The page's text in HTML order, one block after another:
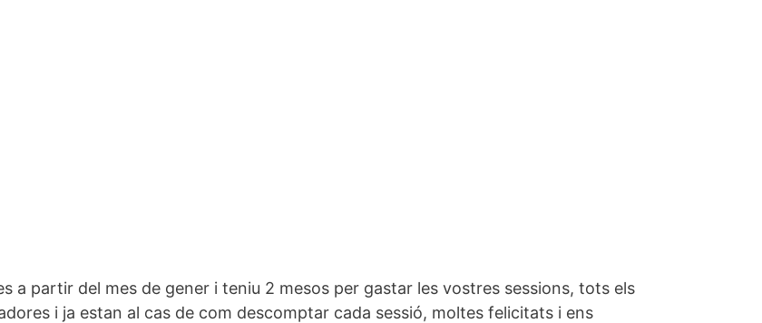
a partir del mes de gener i teniu 2 mesos per gastar les vostres sessions, tots els
i ja estan al cas de com descomptar cada sessió, moltes felicitats i ens